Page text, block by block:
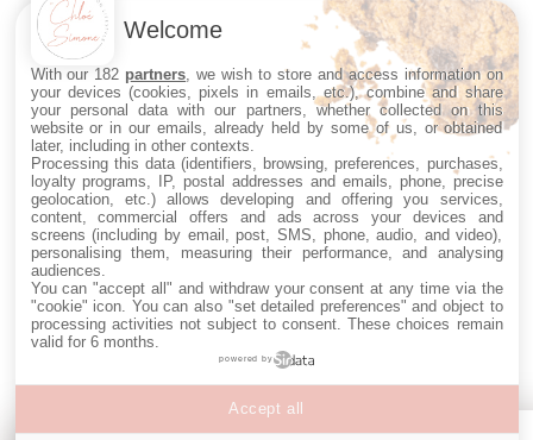
Welcome
With our 182 partners , we wish to store and access information on
your devices (cookies, pixels in emails, etc.), combine and share
your personal data with our partners, whether collected on this
website or in our emails, already held by some of us, or obtained
later, including in other contexts.
Processing this data (identifiers, browsing, preferences, purchases,
loyalty programs, IP, postal addresses and emails, phone, precise
geolocation, etc.) allows developing and offering you services,
content, commercial offers and ads across your devices and
screens (including by email, post, SMS, phone, audio, and video),
personalising them, measuring their performance, and analysing
audiences.
You can "accept all" and withdraw your consent at any time via the
"cookie" icon . You can also "set detailed preferences" and object to
processing activities not subject to consent. These choices remain
valid for 6 months.
powered by
Accept all